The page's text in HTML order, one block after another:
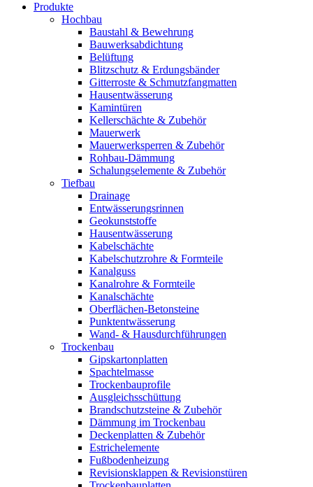
Produkte
Hochbau
Baustahl & Bewehrung
Bauwerksabdichtung
Belüftung
Blitzschutz & Erdungsbänder
Gitterroste & Schmutzfangmatten
Hausentwässerung
Kamintüren
Kellerschächte & Zubehör
Mauerwerk
Mauerwerksperren & Zubehör
Rohbau-Dämmung
Schalungselemente & Zubehör
Tiefbau
Drainage
Entwässerungsrinnen
Geokunststoffe
Hausentwässerung
Kabelschächte
Kabelschutzrohre & Formteile
Kanalguss
Kanalrohre & Formteile
Kanalschächte
Oberflächen-Betonsteine
Punktentwässerung
Wand- & Hausdurchführungen
Trockenbau
Gipskartonplatten
Spachtelmasse
Trockenbauprofile
Ausgleichsschüttung
Brandschutzsteine & Zubehör
Dämmung im Trockenbau
Deckenplatten & Zubehör
Estrichelemente
Fußbodenheizung
Revisionsklappen & Revisionstüren